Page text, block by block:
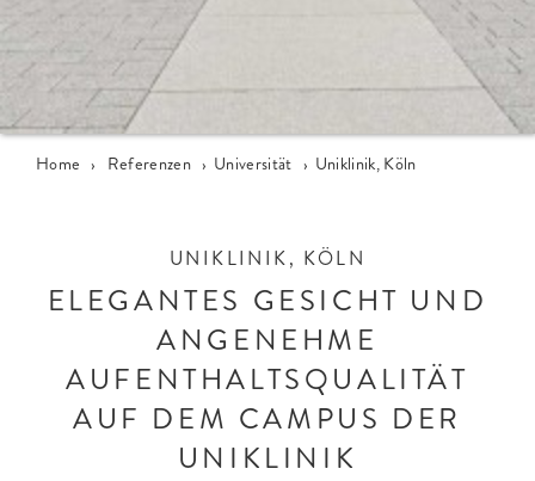
Home › Referenzen › Universität › Uniklinik, Köln
UNIKLINIK, KÖLN
ELEGANTES GESICHT UND
ANGENEHME
AUFENTHALTSQUALITÄT
AUF DEM CAMPUS DER
UNIKLINIK